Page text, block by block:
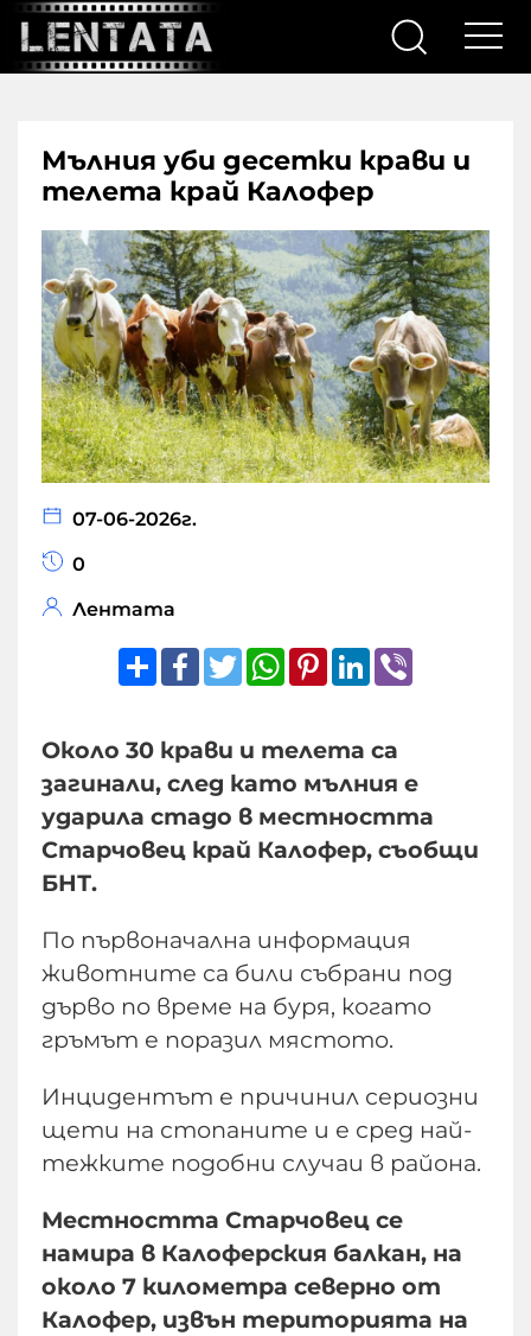
Мълния уби десетки крави и
телета край Калофер
07-06-2026г.
0
Лентата
ShareFacebook
TwitterWhatsApp
Pinterest
LinkedIn
Около 30 крави и телета са
загинали, след като мълния е
ударила стадо в местността
Старчовец край Калофер, съобщи
БНТ.
По първоначална информация
животните са били събрани под
дърво по време на буря, когато
гръмът е поразил мястото.
Инцидентът е причинил сериозни
щети на стопаните и е сред най-
тежките подобни случаи в района.
Местността Старчовец се
намира в Калоферския балкан, на
около 7 километра северно от
Калофер, извън територията на